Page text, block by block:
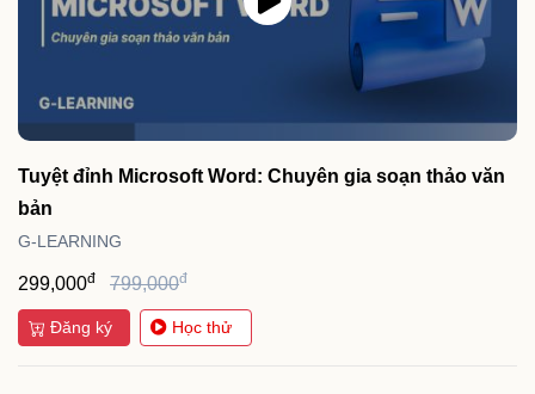
Tuyệt đỉnh Microsoft Word: Chuyên gia soạn thảo văn
bản
G-LEARNING
299,000đ 799,000đ
Đăng ký Học thử